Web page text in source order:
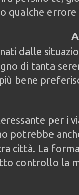
qualche
dalle
di tanta
bene
per i
potrebbe
città. La
controllo la